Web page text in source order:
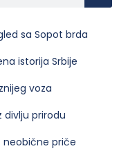
sa Sopot brda
istorija Srbije
voza
divlju prirodu
neobične priče